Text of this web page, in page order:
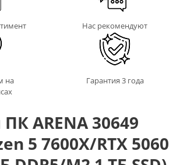
Нас рекомендуют
на
Гарантия 3 года
ARENA 30649
5 7600X/RTX 5060